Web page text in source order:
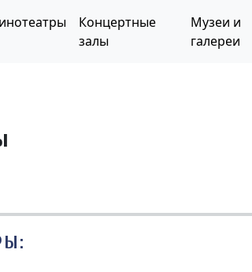
Концертные
залы
Музеи и
галереи